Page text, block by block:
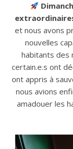
et nous avons
nouvelles
habitants des
certain.e.s ont
ont appris à
nous avions
amadouer les